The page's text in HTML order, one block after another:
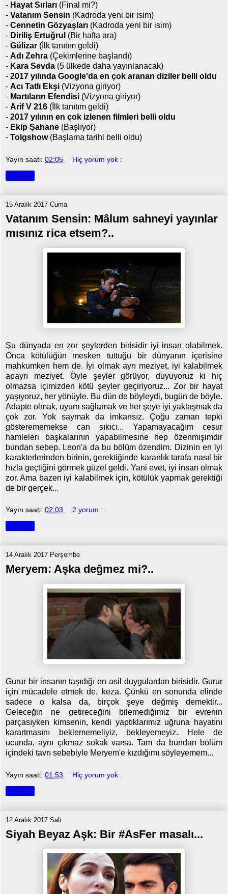
- Hayat Sırları (Final mi?)
- Vatanım Sensin (Kadroda yeni bir isim)
- Cennetin Gözyaşları (Kadroda yeni bir isim)
- Diriliş Ertuğrul (Bir hafta ara)
- Gülizar (İlk tanıtım geldi)
- Adı Zehra (Çekimlerine başlandı)
- Kara Sevda (5 ülkede daha yayınlanacak)
- 2017 yılında Google'da en çok aranan diziler belli oldu
- Acı Tatlı Ekşi (Vizyona giriyor)
- Martıların Efendisi (Vizyona giriyor)
- Arif V 216 (İlk tanıtım geldi)
- 2017 yılının en çok izlenen filmleri belli oldu
- Ekip Şahane (Başlıyor)
- Tolgshow(Başlama tarihi belli oldu)
Yayın saati: 02:05 Hiç yorum yok :
Paylaş
15 Aralık 2017 Cuma
Vatanım Sensin: Mâlum sahneyi yayınlar
mısınız rica etsem?..
Şu dünyada en zor şeylerden birisidir iyi insan olabilmek.
Onca kötülüğün mesken tuttuğu bir dünyanın içerisine
mahkumken hem de. İyi olmak ayrı meziyet, iyi kalabilmek
apayrı meziyet. Öyle şeyler görüyor, duyuyoruz ki hiç
olmazsa içimizden kötü şeyler geçiriyoruz... Zor bir hayat
yaşıyoruz, her yönüyle. Bu dün de böyleydi, bugün de böyle.
Adapte olmak, uyum sağlamak ve her şeye iyi yaklaşmak da
çok zor. Yok saymak da imkansız. Çoğu zaman tepki
gösterememekse can sıkıcı... Yapamayacağım cesur
hamleleri başkalarının yapabilmesine hep özenmişimdir
bundan sebep. Leon'a da bu bölüm özendim. Dizinin en iyi
karakterlerinden birinin, gerektiğinde karanlık tarafa nasıl bir
hızla geçtiğini görmek güzel geldi. Yani evet, iyi insan olmak
zor. Ama bazen iyi kalabilmek için, kötülük yapmak gerektiği
de bir gerçek...
Yayın saati: 02:03 2 yorum :
Paylaş
14 Aralık 2017 Perşembe
Meryem: Aşka değmez mi?..
Gurur bir insanın taşıdığı en asil duygulardan birisidir. Gurur
için mücadele etmek de, keza. Çünkü en sonunda elinde
sadece o kalsa da, birçok şeye değmiş demektir...
Geleceğin ne getireceğini bilemediğimiz bir evrenin
parçasıyken kimsenin, kendi yaptıklarımız uğruna hayatını
karartmasını beklememeliyiz, bekleyemeyiz. Hele de
ucunda, aynı çıkmaz sokak varsa. Tam da bundan bölüm
içindeki tavrı sebebiyle Meryem'e kızdığımı söyleyemem...
Yayın saati: 01:53 Hiç yorum yok :
Paylaş
12 Aralık 2017 Salı
Siyah Beyaz Aşk: Bir #AsFer masalı...